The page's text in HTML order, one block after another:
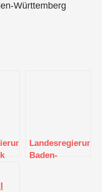
Württemberg
Landesregierung
Baden-